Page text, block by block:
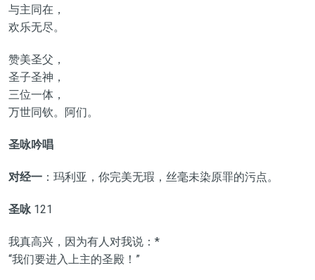
与主同在，
欢乐无尽。
赞美圣父，
圣子圣神，
三位一体，
万世同钦。阿们。
圣咏吟唱
对经一：玛利亚，你完美无瑕，丝毫未染原罪的污点。
圣咏 121
我真高兴，因为有人对我说：*
“我们要进入上主的圣殿！”